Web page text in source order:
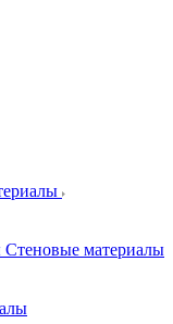
Стеновые материалы